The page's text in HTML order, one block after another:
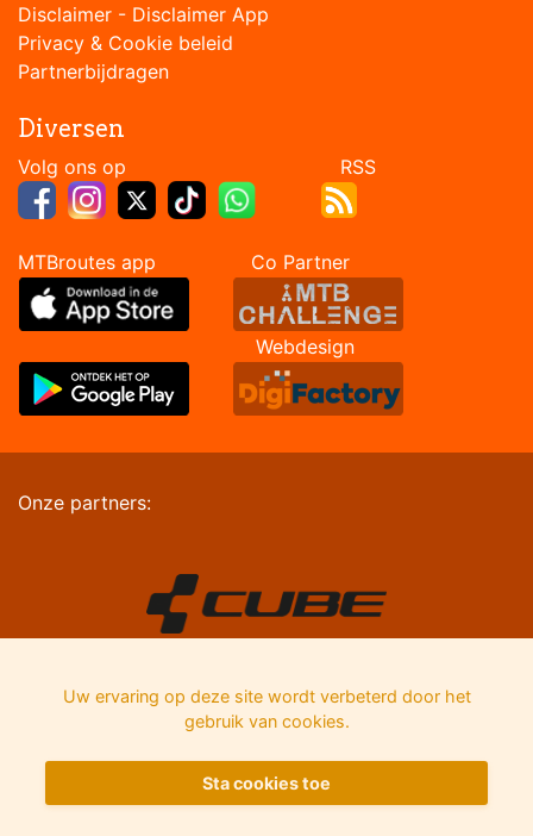
Disclaimer - Disclaimer App
Privacy & Cookie beleid
Partnerbijdragen
Diversen
Volg ons op RSS
MTBroutes app Co Partner
Webdesign
Onze partners:
Uw ervaring op deze site wordt verbeterd door het
gebruik van cookies.
Sta cookies toe